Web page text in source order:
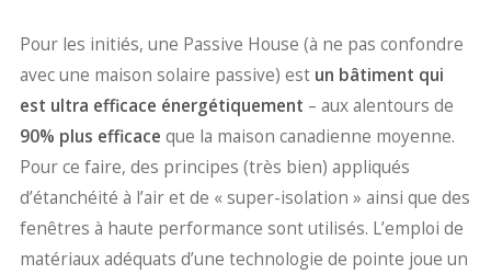
Pour les initiés, une Passive House (à ne pas confondre
avec une maison solaire passive) est un bâtiment qui
est ultra efficace énergétiquement – aux alentours de
90% plus efficace que la maison canadienne moyenne.
Pour ce faire, des principes (très bien) appliqués
d’étanchéité à l’air et de « super-isolation » ainsi que des
fenêtres à haute performance sont utilisés. L’emploi de
matériaux adéquats d’une technologie de pointe joue un